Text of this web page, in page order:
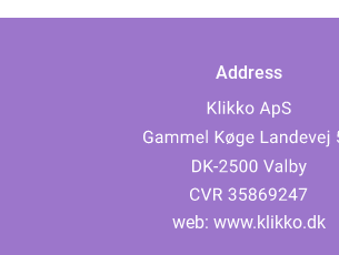
Address
web: www.klikko.dk